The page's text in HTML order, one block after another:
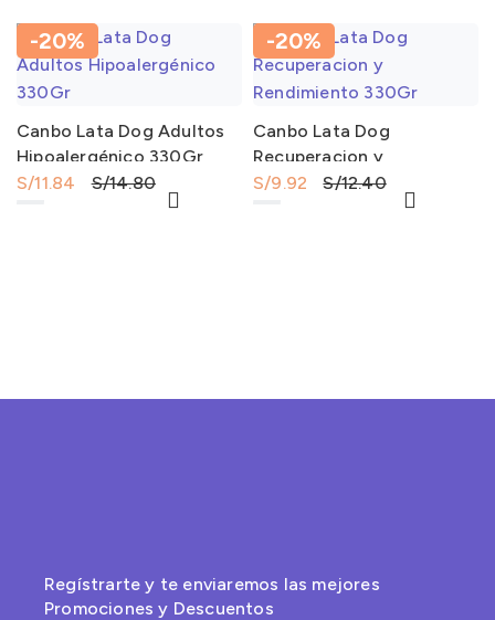
-20%
Canbo Lata Dog Adultos
Hipoalergénico 330Gr
S/14.80
S/11.84
-20%
Canbo Lata Dog
Recuperacion y
Rendimiento 330Gr
S/12.40
S/9.92
Regístrarte y te enviaremos las mejores
Promociones y Descuentos